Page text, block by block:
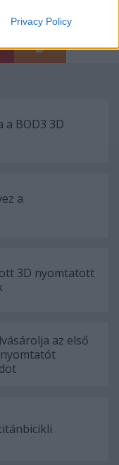
Privacy Policy
a BOD3 3D
a
3D nyomtatott
az első